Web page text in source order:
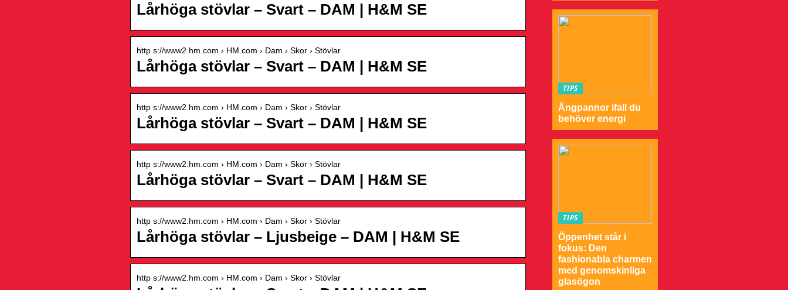
Lårhöga stövlar – Svart – DAM | H&M SE
http s://www2.hm.com › HM.com › Dam › Skor › Stövlar
Lårhöga stövlar – Svart – DAM | H&M SE
http s://www2.hm.com › HM.com › Dam › Skor › Stövlar
Lårhöga stövlar – Svart – DAM | H&M SE
http s://www2.hm.com › HM.com › Dam › Skor › Stövlar
Lårhöga stövlar – Svart – DAM | H&M SE
http s://www2.hm.com › HM.com › Dam › Skor › Stövlar
Lårhöga stövlar – Ljusbeige – DAM | H&M SE
http s://www2.hm.com › HM.com › Dam › Skor › Stövlar
TIPS
Ångpannor ifall du
behöver energi
TIPS
Öppenhet står i
fokus: Den
fashionabla charmen
med genomskinliga
glasögon